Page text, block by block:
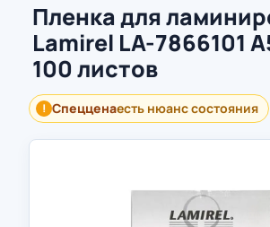
Пленка для
Lamirel LA-7866101
100 листов
! Спецценаесть нюанс состояния